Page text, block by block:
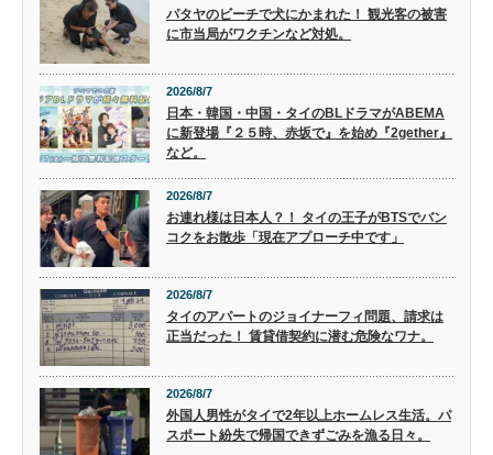
パタヤのビーチで犬にかまれた！ 観光客の被害
に市当局がワクチンなど対処。
2026/8/7
日本・韓国・中国・タイのBLドラマがABEMA
に新登場『２５時、赤坂で』を始め『2gether』
など。
2026/8/7
お連れ様は日本人？！ タイの王子がBTSでバン
コクをお散歩「現在アプローチ中です」
2026/8/7
タイのアパートのジョイナーフィ問題、請求は
正当だった！ 賃貸借契約に潜む危険なワナ。
2026/8/7
外国人男性がタイで2年以上ホームレス生活。パ
スポート紛失で帰国できずごみを漁る日々。